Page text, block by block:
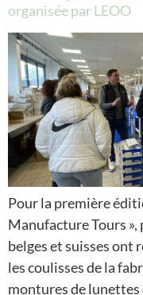
organisée par LEOO
Pour la première
Manufacture Tours
belges et suisses ont
les coulisses de la
montures de lunettes